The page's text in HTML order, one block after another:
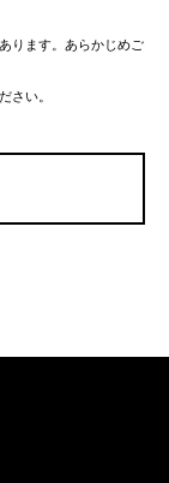
ります。あらかじめご
さい。